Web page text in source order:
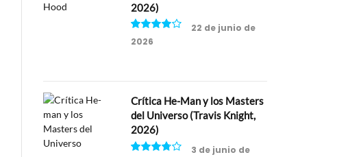
2026)
8
22 de junio de
2026
Crítica He-Man y los Masters
del Universo (Travis Knight,
2026)
3 de junio de